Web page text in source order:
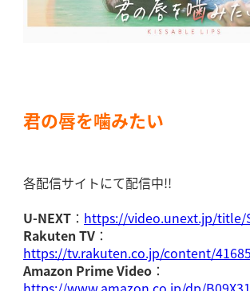
君の唇を噛みたい
各配信サイトにて配信中!!
U-NEXT ： https://video.unext.jp/title/
Rakuten TV ：
https://tv.rakuten.co.jp/content/
Amazon Prime Video ：